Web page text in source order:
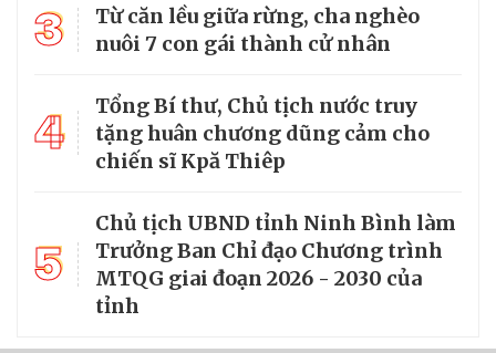
3
Từ căn lều giữa rừng, cha nghèo
nuôi 7 con gái thành cử nhân
4
Tổng Bí thư, Chủ tịch nước truy
tặng huân chương dũng cảm cho
chiến sĩ Kpă Thiêp
5
Chủ tịch UBND tỉnh Ninh Bình làm
Trưởng Ban Chỉ đạo Chương trình
MTQG giai đoạn 2026 - 2030 của
tỉnh